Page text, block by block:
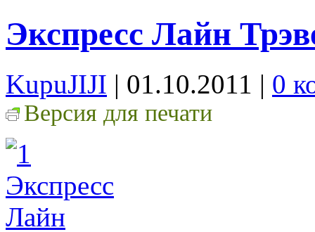
Экспресс Лайн
KupuJIJI | 01.10.2011 | 0
Версия для печати